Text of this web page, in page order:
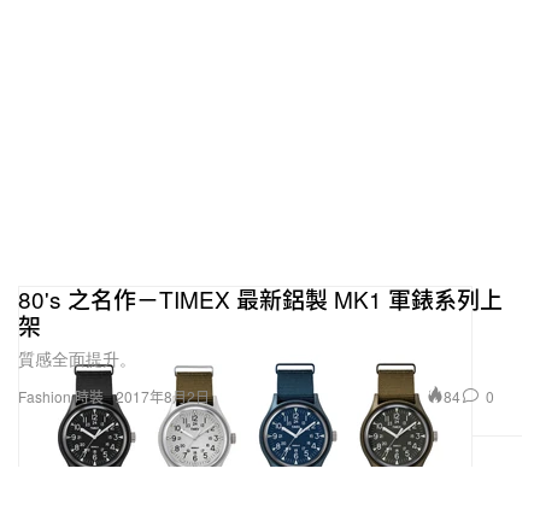
Fashion 時裝
80's 之名作－TIMEX 最新鋁製 MK1 軍錶系列上
架
質感全面提升。
2017年8月2日 84 0